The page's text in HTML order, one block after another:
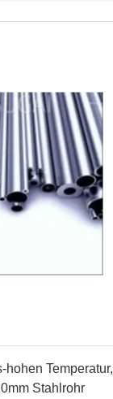
Temperatur,
Stahlrohr